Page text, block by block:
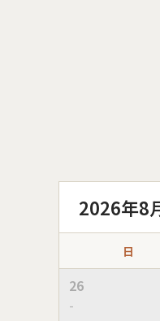
2026年8
日
26
-